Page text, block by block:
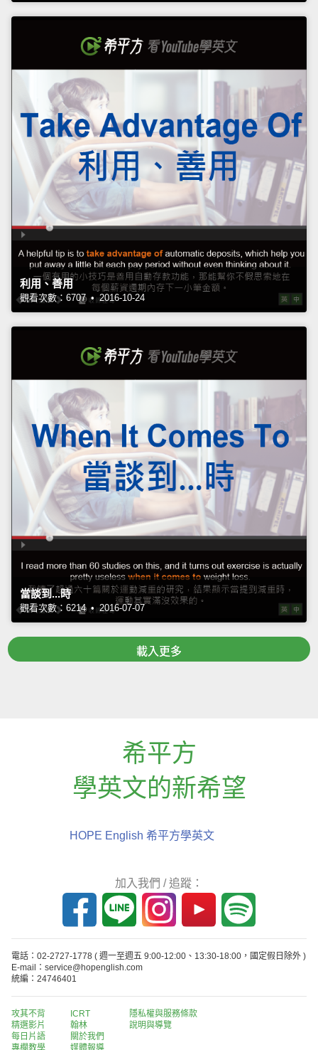
利用、善用
觀看次數：6707 • 2016-10-24
當談到...時
觀看次數：6214 • 2016-07-07
載入更多
希平方
學英文的新希望
HOPE English 希平方學英文
加入我們 / 追蹤：
電話：02-2727-1778 ( 週一至週五 9:00-12:00、13:30-18:00，國定假日除外 )
E-mail：service@hopenglish.com
統編：24746401
攻其不背
精選影片
每日片語
專欄教學
ICRT
翰林
關於我們
媒體報導
隱私權與服務條款
說明與導覽